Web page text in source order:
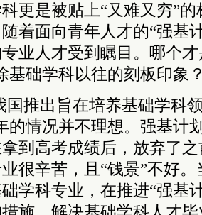
更是被贴上“又难又穷”
着面向青年人才的“强基
业人才受到瞩目。哪个
基础学科以往的刻板印象
国推出旨在培养基础学科
的情况并不理想。强基计
到高考成绩后，放弃了
很辛苦，且“钱景”不好
学科专业，在推进“强基